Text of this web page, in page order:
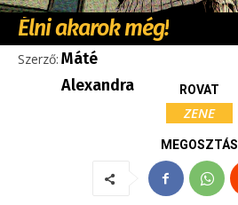
Élni akarok még!
Szerző: Máté
Alexandra
ROVAT
ZENE
MEGOSZTÁS